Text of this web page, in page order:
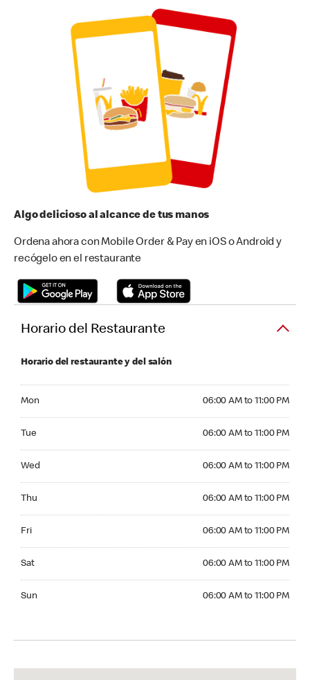
Algo delicioso al alcance de tus manos
Ordena ahora con Mobile Order & Pay en iOS o Android y
recógelo en el restaurante
Horario del Restaurante
Horario del restaurante y del salón
Mon 06:00 AM to 11:00 PM
Tue 06:00 AM to 11:00 PM
Wed 06:00 AM to 11:00 PM
Thu 06:00 AM to 11:00 PM
Fri 06:00 AM to 11:00 PM
Sat 06:00 AM to 11:00 PM
Sun 06:00 AM to 11:00 PM